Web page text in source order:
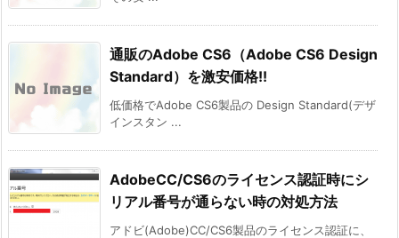
通販のAdobe CS6（Adobe CS6 Design
Standard）を激安価格!!
低価格でAdobe CS6製品の Design Standard(デザ
インスタン ...
AdobeCC/CS6のライセンス認証時にシ
リアル番号が通らない時の対処方法
アドビ(Adobe)CC/CS6製品のライセンス認証に、